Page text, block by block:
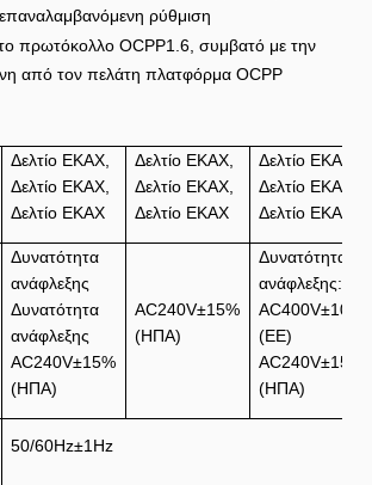
ρύθμιση
το πρωτόκολλο OCPP1.6, συμβατό με την
από τον πελάτη πλατφόρμα OCPP
Δελτίο ΕΚΑΧ,
Δελτίο ΕΚΑΧ,
Δελτίο ΕΚΑΧ
Δελτίο ΕΚΑΧ,
Δελτίο ΕΚΑΧ,
Δελτίο ΕΚΑΧ
Δελτίο ΕΚΑΧ,
Δελτίο ΕΚΑΧ,
Δελτίο ΕΚΑΧ
Δυνατότητα
ανάφλεξης
Δυνατότητα
ανάφλεξης
AC240V±15%
(ΗΠΑ)
AC240V±15%
(ΗΠΑ)
Δυνατότητα
ανάφλεξης:
AC400V±10%
(ΕΕ)
AC240V±15%
(ΗΠΑ)
50/60Hz±1Hz